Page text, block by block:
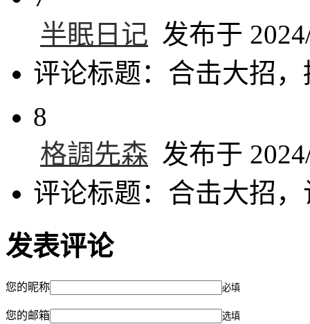
半眠日记 发布于
评论标题：合击大招
8
格調先森 发布于
评论标题：合击大招
发表评论
您的昵称 必填
您的邮箱 选填